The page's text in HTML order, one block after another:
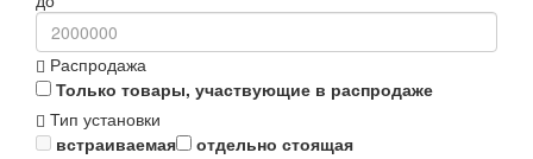
Распродажа
Только товары, участвующие в распродаже
Тип установки
встраиваемая
отдельно стоящая